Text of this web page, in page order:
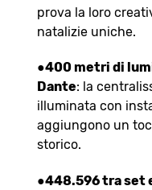
prova la loro
natalizie uniche.
●400 metri di
Dante: la
illuminata con
aggiungono un
storico.
●448.596 tra set